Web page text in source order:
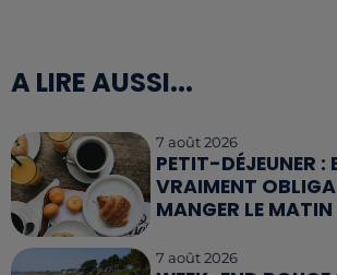
A LIRE AUSSI...
7 août 2026
PETIT-DÉJEUNER :
VRAIMENT
MANGER LE MATIN
7 août 2026